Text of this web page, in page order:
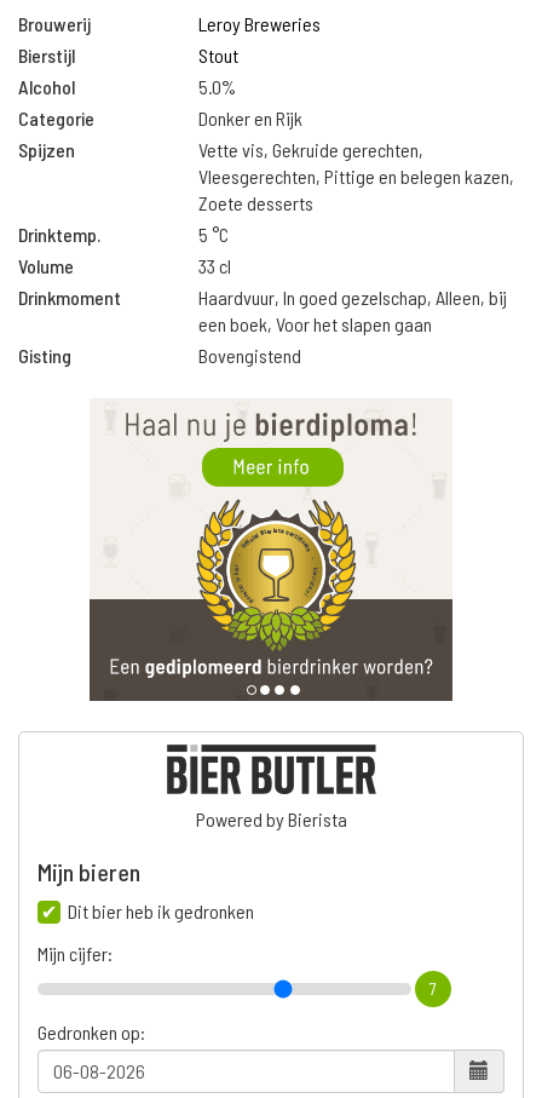
Brouwerij
Leroy Breweries
Bierstijl
Stout
Alcohol
5.0%
Categorie
Donker en Rijk
Spijzen
Vette vis, Gekruide gerechten,
Vleesgerechten, Pittige en belegen kazen,
Zoete desserts
Drinktemp.
5 °C
Volume
33 cl
Drinkmoment
Haardvuur, In goed gezelschap, Alleen, bij
een boek, Voor het slapen gaan
Gisting
Bovengistend
Powered by Bierista
Mijn bieren
Dit bier heb ik gedronken
Mijn cijfer:
7
Gedronken op: